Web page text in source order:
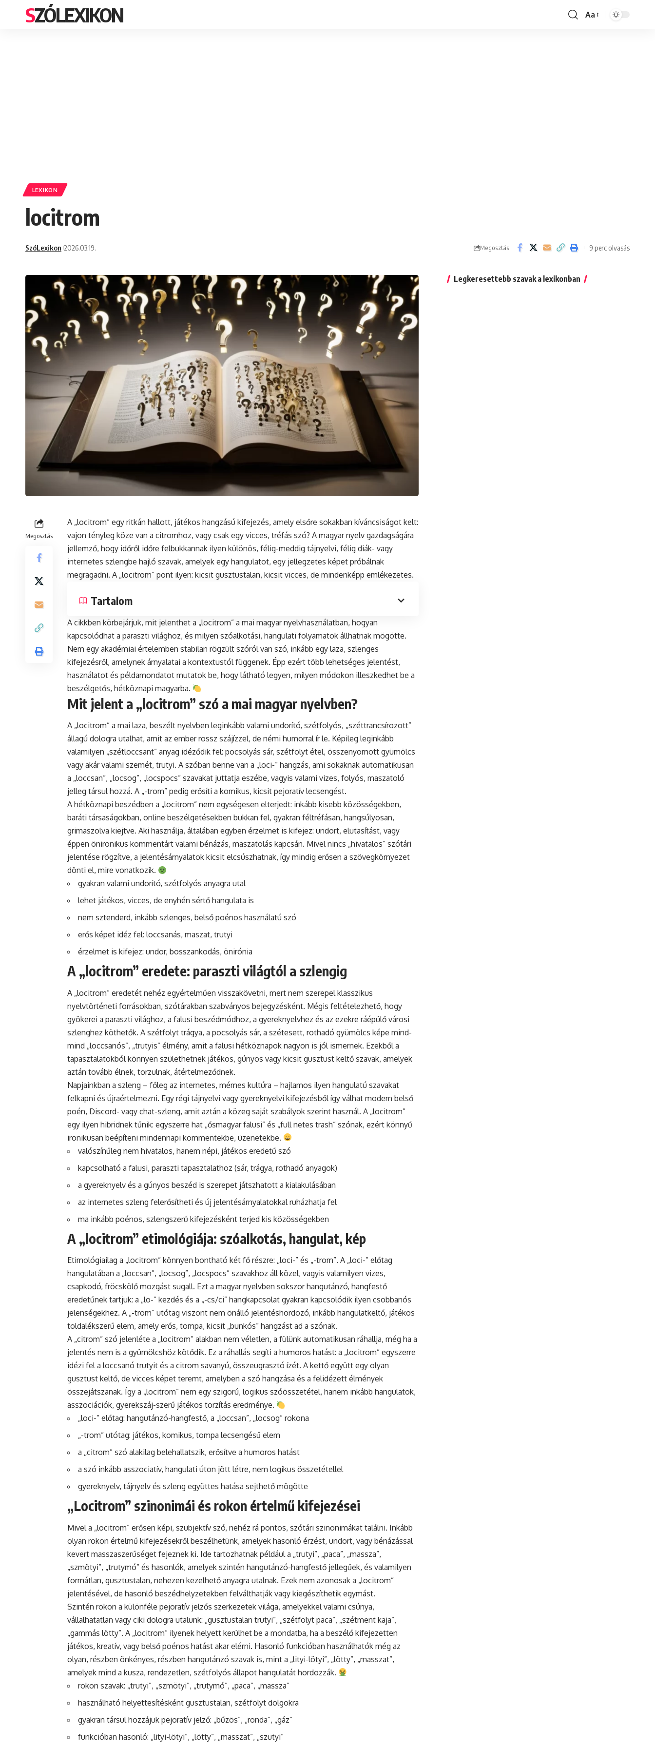
SZÓLEXIKON
Font
Aa
LEXIKON
locitrom
SzóLexikon 2026.03.19. Megosztás 9 perc olvasás
Megosztás
A „locitrom” egy ritkán hallott, játékos hangzású kifejezés, amely elsőre sokakban kíváncsiságot kelt:
vajon tényleg köze van a citromhoz, vagy csak egy vicces, tréfás szó? A magyar nyelv gazdagságára
jellemző, hogy időről időre felbukkannak ilyen különös, félig-meddig tájnyelvi, félig diák- vagy
internetes szlengbe hajló szavak, amelyek egy hangulatot, egy jellegzetes képet próbálnak
megragadni. A „locitrom” pont ilyen: kicsit gusztustalan, kicsit vicces, de mindenképp emlékezetes.
Tartalom
A cikkben körbejárjuk, mit jelenthet a „locitrom” a mai magyar nyelvhasználatban, hogyan
kapcsolódhat a paraszti világhoz, és milyen szóalkotási, hangulati folyamatok állhatnak mögötte.
Nem egy akadémiai értelemben stabilan rögzült szóról van szó, inkább egy laza, szlenges
kifejezésről, amelynek árnyalatai a kontextustól függenek. Épp ezért több lehetséges jelentést,
használatot és példamondatot mutatok be, hogy látható legyen, milyen módokon illeszkedhet be a
beszélgetős, hétköznapi magyarba.
Mit jelent a „locitrom” szó a mai magyar nyelvben?
A „locitrom” a mai laza, beszélt nyelvben leginkább valami undorító, szétfolyós, „széttrancsírozott”
állagú dologra utalhat, amit az ember rossz szájízzel, de némi humorral ír le. Képileg leginkább
valamilyen „szétloccsant” anyag idéződik fel: pocsolyás sár, szétfolyt étel, összenyomott gyümölcs
vagy akár valami szemét, trutyi. A szóban benne van a „loci-” hangzás, ami sokaknak automatikusan
a „loccsan”, „locsog”, „locspocs” szavakat juttatja eszébe, vagyis valami vizes, folyós, maszatoló
jelleg társul hozzá. A „-trom” pedig erősíti a komikus, kicsit pejoratív lecsengést.
A hétköznapi beszédben a „locitrom” nem egységesen elterjedt: inkább kisebb közösségekben,
baráti társaságokban, online beszélgetésekben bukkan fel, gyakran féltréfásan, hangsúlyosan,
grimaszolva kiejtve. Aki használja, általában egyben érzelmet is kifejez: undort, elutasítást, vagy
éppen önironikus kommentárt valami bénázás, maszatolás kapcsán. Mivel nincs „hivatalos” szótári
jelentése rögzítve, a jelentésárnyalatok kicsit elcsúszhatnak, így mindig erősen a szövegkörnyezet
dönti el, mire vonatkozik.
gyakran valami undorító, szétfolyós anyagra utal
lehet játékos, vicces, de enyhén sértő hangulata is
nem sztenderd, inkább szlenges, belső poénos használatú szó
erős képet idéz fel: loccsanás, maszat, trutyi
érzelmet is kifejez: undor, bosszankodás, önirónia
A „locitrom” eredete: paraszti világtól a szlengig
A „locitrom” eredetét nehéz egyértelműen visszakövetni, mert nem szerepel klasszikus
nyelvtörténeti forrásokban, szótárakban szabványos bejegyzésként. Mégis feltételezhető, hogy
gyökerei a paraszti világhoz, a falusi beszédmódhoz, a gyereknyelvhez és az ezekre ráépülő városi
szlenghez köthetők. A szétfolyt trágya, a pocsolyás sár, a szétesett, rothadó gyümölcs képe mind-
mind „loccsanós”, „trutyis” élmény, amit a falusi hétköznapok nagyon is jól ismernek. Ezekből a
tapasztalatokból könnyen születhetnek játékos, gúnyos vagy kicsit gusztust keltő szavak, amelyek
aztán tovább élnek, torzulnak, átértelmeződnek.
Napjainkban a szleng – főleg az internetes, mémes kultúra – hajlamos ilyen hangulatú szavakat
felkapni és újraértelmezni. Egy régi tájnyelvi vagy gyereknyelvi kifejezésből így válhat modern belső
poén, Discord- vagy chat-szleng, amit aztán a közeg saját szabályok szerint használ. A „locitrom”
egy ilyen hibridnek tűnik: egyszerre hat „ősmagyar falusi” és „full netes trash” szónak, ezért könnyű
ironikusan beépíteni mindennapi kommentekbe, üzenetekbe.
valószínűleg nem hivatalos, hanem népi, játékos eredetű szó
kapcsolható a falusi, paraszti tapasztalathoz (sár, trágya, rothadó anyagok)
a gyereknyelv és a gúnyos beszéd is szerepet játszhatott a kialakulásában
az internetes szleng felerősítheti és új jelentésárnyalatokkal ruházhatja fel
ma inkább poénos, szlengszerű kifejezésként terjed kis közösségekben
A „locitrom” etimológiája: szóalkotás, hangulat, kép
Etimológiailag a „locitrom” könnyen bontható két fő részre: „loci-” és „-trom”. A „loci-” előtag
hangulatában a „loccsan”, „locsog”, „locspocs” szavakhoz áll közel, vagyis valamilyen vizes,
csapkodó, fröcskölő mozgást sugall. Ezt a magyar nyelvben sokszor hangutánzó, hangfestő
eredetűnek tartjuk: a „lo-” kezdés és a „-cs/ci” hangkapcsolat gyakran kapcsolódik ilyen csobbanós
jelenségekhez. A „-trom” utótag viszont nem önálló jelentéshordozó, inkább hangulatkeltő, játékos
toldalékszerű elem, amely erős, tompa, kicsit „bunkós” hangzást ad a szónak.
A „citrom” szó jelenléte a „locitrom” alakban nem véletlen, a fülünk automatikusan ráhallja, még ha a
jelentés nem is a gyümölcshöz kötődik. Ez a ráhallás segíti a humoros hatást: a „locitrom” egyszerre
idézi fel a loccsanó trutyit és a citrom savanyú, összeugrasztó ízét. A kettő együtt egy olyan
gusztust keltő, de vicces képet teremt, amelyben a szó hangzása és a felidézett élmények
összejátszanak. Így a „locitrom” nem egy szigorú, logikus szóösszetétel, hanem inkább hangulatok,
asszociációk, gyerekszáj-szerű játékos torzítás eredménye.
„loci-” előtag: hangutánzó-hangfestő, a „loccsan”, „locsog” rokona
„-trom” utótag: játékos, komikus, tompa lecsengésű elem
a „citrom” szó alakilag belehallatszik, erősítve a humoros hatást
a szó inkább asszociatív, hangulati úton jött létre, nem logikus összetétellel
gyereknyelv, tájnyelv és szleng együttes hatása sejthető mögötte
„Locitrom” szinonimái és rokon értelmű kifejezései
Mivel a „locitrom” erősen képi, szubjektív szó, nehéz rá pontos, szótári szinonimákat találni. Inkább
olyan rokon értelmű kifejezésekről beszélhetünk, amelyek hasonló érzést, undort, vagy bénázással
kevert masszaszerűséget fejeznek ki. Ide tartozhatnak például a „trutyi”, „paca”, „massza”,
„szmötyi”, „trutymó” és hasonlók, amelyek szintén hangutánzó-hangfestő jellegűek, és valamilyen
formátlan, gusztustalan, nehezen kezelhető anyagra utalnak. Ezek nem azonosak a „locitrom”
jelentésével, de hasonló beszédhelyzetekben felválthatják vagy kiegészíthetik egymást.
Szintén rokon a különféle pejoratív jelzős szerkezetek világa, amelyekkel valami csúnya,
vállalhatatlan vagy ciki dologra utalunk: „gusztustalan trutyi”, „szétfolyt paca”, „szétment kaja”,
„gammás lötty”. A „locitrom” ilyenek helyett kerülhet be a mondatba, ha a beszélő kifejezetten
játékos, kreatív, vagy belső poénos hatást akar elérni. Hasonló funkcióban használhatók még az
olyan, részben önkényes, részben hangutánzó szavak is, mint a „lityi-lötyi”, „lötty”, „masszat”,
amelyek mind a kusza, rendezetlen, szétfolyós állapot hangulatát hordozzák.
rokon szavak: „trutyi”, „szmötyi”, „trutymó”, „paca”, „massza”
használható helyettesítésként gusztustalan, szétfolyt dolgokra
gyakran társul hozzájuk pejoratív jelző: „bűzös”, „ronda”, „gáz”
funkcióban hasonló: „lityi-lötyi”, „lötty”, „masszat”, „szutyi”
Legkeresettebb szavak a lexikonban